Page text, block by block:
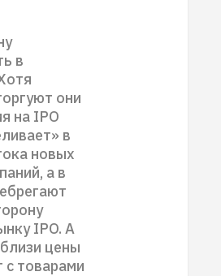
в
они
на IPO
в
новых
а в
IPO. А
цены
товарами